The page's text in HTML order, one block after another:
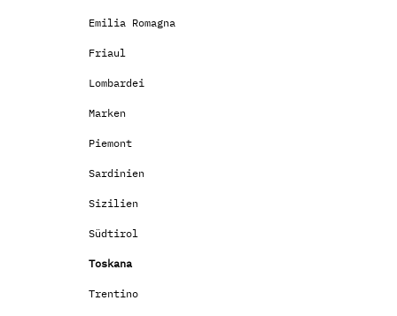
Emilia Romagna
Friaul
Lombardei
Marken
Piemont
Sardinien
Sizilien
Südtirol
Toskana
Trentino